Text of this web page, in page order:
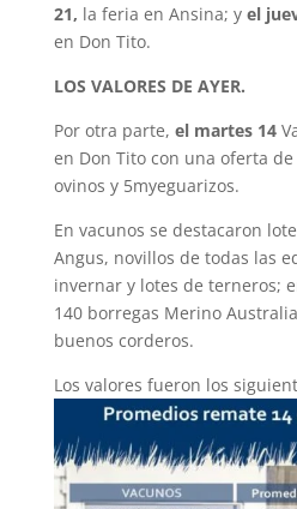
21, la feria en Ansina; y el
en Don Tito.
LOS VALORES DE AYER.
Por otra parte, el martes 14
en Don Tito con una oferta de
ovinos y 5myeguarizos.
En vacunos se destacaron
Angus, novillos de todas las
invernar y lotes de terneros;
140 borregas Merino
buenos corderos.
Los valores fueron los